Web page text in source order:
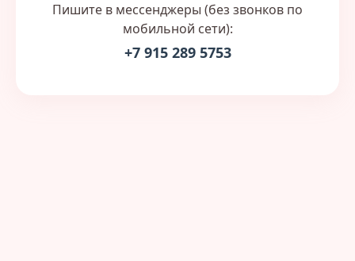
Пишите в мессенджеры (без звонков по
мобильной сети):
+7 915 289 5753